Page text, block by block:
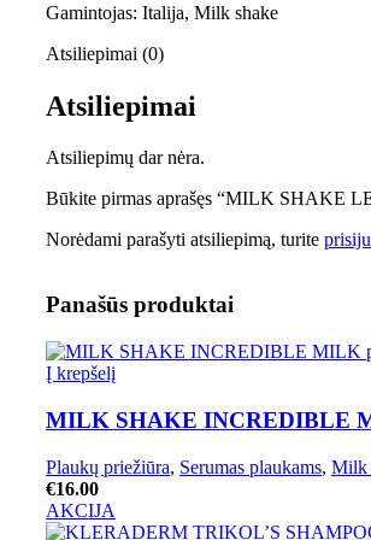
Gamintojas: Italija, Milk shake
Atsiliepimai (0)
Atsiliepimai
Atsiliepimų dar nėra.
Būkite pirmas aprašęs “MILK SHAKE
Norėdami parašyti atsiliepimą, turite
Panašūs produktai
Į krepšelį
MILK SHAKE INCREDIBLE
Plaukų priežiūra, Serumas plaukams, Milk
€16.00
AKCIJA